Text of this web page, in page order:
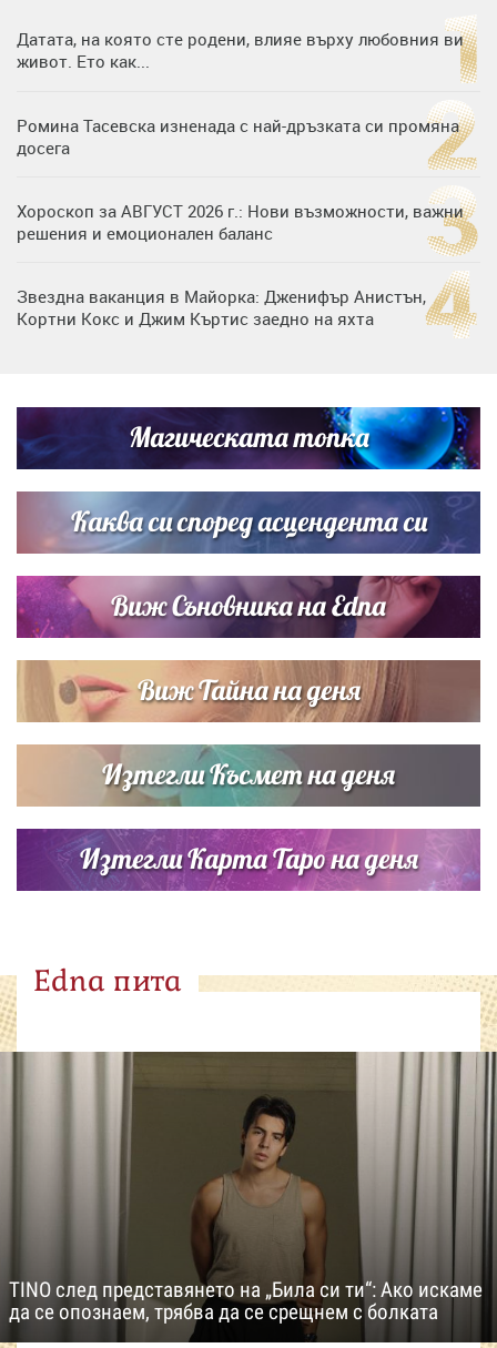
Датата, на която сте родени, влияе върху любовния ви
живот. Ето как...
Ромина Тасевска изненада с най-дръзката си промяна
досега
Хороскоп за АВГУСТ 2026 г.: Нови възможности, важни
решения и емоционален баланс
Звездна ваканция в Майорка: Дженифър Анистън,
Кортни Кокс и Джим Къртис заедно на яхта
Братя Аргирови я изненадаха с песен
Списъкът е ясен: Джей Ло и Риана във ВИП гостите на
сватбата на Роналдо
Магическата топка
Каква си според асцендента си
Виж Съновника на Edna
Виж Тайна на деня
Изтегли Късмет на деня
Изтегли Карта Таро на деня
Edna пита
TINO след представянето на „Била си ти“: Ако искаме
да се опознаем, трябва да се срещнем с болката